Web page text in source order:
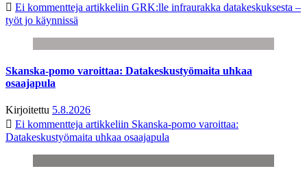
Ei kommentteja artikkeliin GRK:lle infraurakka datakeskuksesta –
työt jo käynnissä
Skanska-pomo varoittaa: Datakeskustyömaita uhkaa
osaajapula
Kirjoitettu 5.8.2026
Ei kommentteja artikkeliin Skanska-pomo varoittaa:
Datakeskustyömaita uhkaa osaajapula